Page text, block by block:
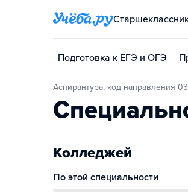
Подготовка к ЕГЭ и ОГЭ
Аспирантура, код направления
Колледжей
По этой специальности